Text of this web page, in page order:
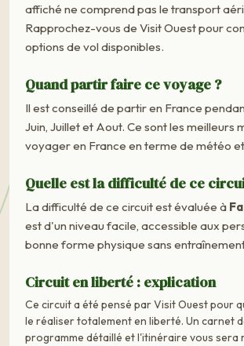
affiché ne comprend pas le transport
Rapprochez-vous de Visit Ouest pour
options de vol disponibles.
Quand partir faire ce voyage ?
Il est conseillé de partir en France
Juin, Juillet et Aout. Ce sont les meilleurs
voyager en France en terme de météo
Quelle est la difficulté de ce
La difficulté de ce circuit est évaluée à
est d'un niveau facile, accessible aux
bonne forme physique sans
Circuit en liberté : explication
Ce circuit a été pensé par Visit Ouest pour
le réaliser totalement en liberté. Un carnet
programme détaillé et l'itinéraire vous sera